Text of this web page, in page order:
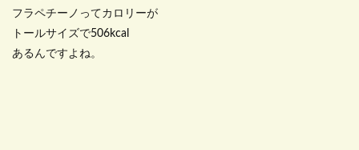
フラペチーノってカロリーが
トールサイズで506kcal
あるんですよね。